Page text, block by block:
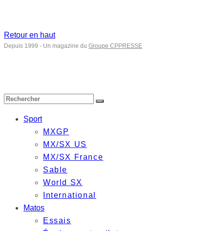
Retour en haut
Depuis 1999 - Un magazine du Groupe CPPRESSE
Sport
MXGP
MX/SX US
MX/SX France
Sable
World SX
International
Matos
Essais